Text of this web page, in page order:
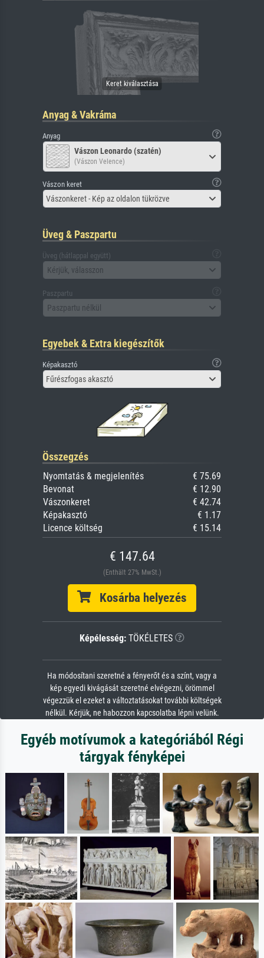
Anyag & Vakráma
Anyag
Vászon Leonardo (szatén)
(Vászon Velence)
Vászon keret
Vászonkeret - Kép az oldalon tükrözve
Üveg & Paszpartu
Üveg (hátlappal együtt)
Kérjük, válasszon
Paszpartu
Paszpartu nélkül
Egyebek & Extra kiegészítők
Képakasztó
Fűrészfogas akasztó
Összegzés
Nyomtatás & megjelenítés
€ 75.69
Bevonat
€ 12.90
Vászonkeret
€ 42.74
Képakasztó
€ 1.17
Licence költség
€ 15.14
€ 147.64
(Enthält 27% MwSt.)
Kosárba helyezés
Képélesség: TÖKÉLETES
Ha módosítani szeretné a fényerőt és a színt, vagy a
kép egyedi kivágását szeretné elvégezni, örömmel
végezzük el ezeket a változtatásokat további költségek
nélkül. Kérjük, ne habozzon kapcsolatba lépni velünk.
Egyéb motívumok a kategóriából Régi
tárgyak fényképei